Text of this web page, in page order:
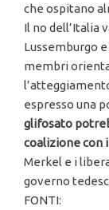
che ospitano
Il no dell’Italia
Lussemburgo
membri
espresso una
glifosato
coalizione con
Merkel e i
governo
FONTI: